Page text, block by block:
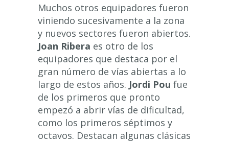
Muchos otros equipadores fueron
viniendo sucesivamente a la zona
y nuevos sectores fueron abiertos.
Joan Ribera es otro de los
equipadores que destaca por el
gran número de vías abiertas a lo
largo de estos años. Jordi Pou fue
de los primeros que pronto
empezó a abrir vías de dificultad,
como los primeros séptimos y
octavos. Destacan algunas clásicas